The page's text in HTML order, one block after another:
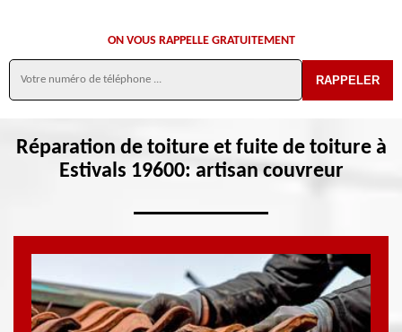
ON VOUS RAPPELLE GRATUITEMENT
Réparation de toiture et fuite de toiture à
Estivals 19600: artisan couvreur